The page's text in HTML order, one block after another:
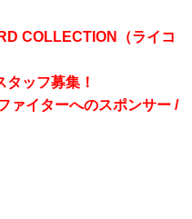
COLLECTION（ライコ
ッフ募集！
ァイターへのスポンサー /